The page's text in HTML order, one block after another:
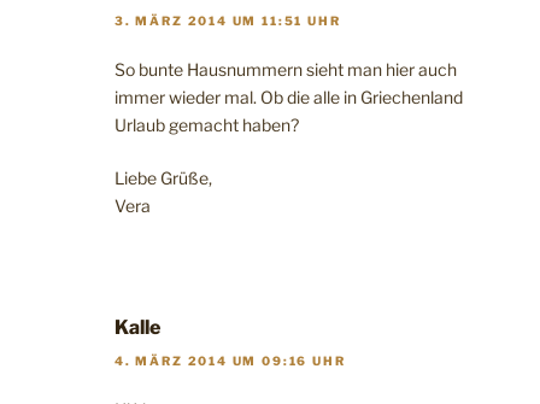
3. MÄRZ 2014 UM 11:51 UHR
So bunte Hausnummern sieht man hier auch
immer wieder mal. Ob die alle in Griechenland
Urlaub gemacht haben?
Liebe Grüße,
Vera
Kalle
4. MÄRZ 2014 UM 09:16 UHR